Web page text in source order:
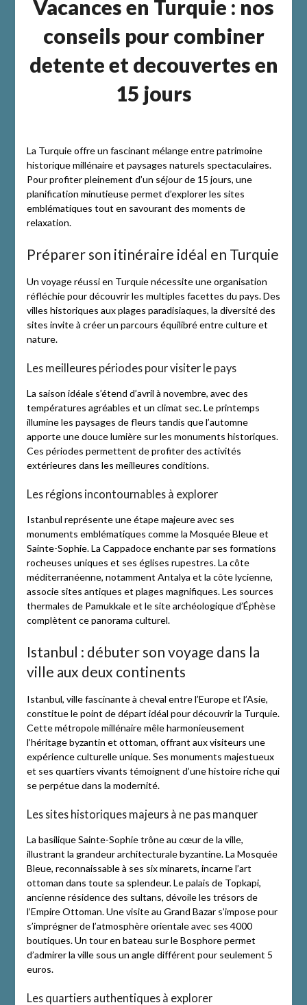
Vacances en Turquie : nos
conseils pour combiner
detente et decouvertes en
15 jours
La Turquie offre un fascinant mélange entre patrimoine
historique millénaire et paysages naturels spectaculaires.
Pour profiter pleinement d’un séjour de 15 jours, une
planification minutieuse permet d’explorer les sites
emblématiques tout en savourant des moments de
relaxation.
Préparer son itinéraire idéal en Turquie
Un voyage réussi en Turquie nécessite une organisation
réfléchie pour découvrir les multiples facettes du pays. Des
villes historiques aux plages paradisiaques, la diversité des
sites invite à créer un parcours équilibré entre culture et
nature.
Les meilleures périodes pour visiter le pays
La saison idéale s’étend d’avril à novembre, avec des
températures agréables et un climat sec. Le printemps
illumine les paysages de fleurs tandis que l’automne
apporte une douce lumière sur les monuments historiques.
Ces périodes permettent de profiter des activités
extérieures dans les meilleures conditions.
Les régions incontournables à explorer
Istanbul représente une étape majeure avec ses
monuments emblématiques comme la Mosquée Bleue et
Sainte-Sophie. La Cappadoce enchante par ses formations
rocheuses uniques et ses églises rupestres. La côte
méditerranéenne, notamment Antalya et la côte lycienne,
associe sites antiques et plages magnifiques. Les sources
thermales de Pamukkale et le site archéologique d’Éphèse
complètent ce panorama culturel.
Istanbul : débuter son voyage dans la
ville aux deux continents
Istanbul, ville fascinante à cheval entre l’Europe et l’Asie,
constitue le point de départ idéal pour découvrir la Turquie.
Cette métropole millénaire mêle harmonieusement
l’héritage byzantin et ottoman, offrant aux visiteurs une
expérience culturelle unique. Ses monuments majestueux
et ses quartiers vivants témoignent d’une histoire riche qui
se perpétue dans la modernité.
Les sites historiques majeurs à ne pas manquer
La basilique Sainte-Sophie trône au cœur de la ville,
illustrant la grandeur architecturale byzantine. La Mosquée
Bleue, reconnaissable à ses six minarets, incarne l’art
ottoman dans toute sa splendeur. Le palais de Topkapi,
ancienne résidence des sultans, dévoile les trésors de
l’Empire Ottoman. Une visite au Grand Bazar s’impose pour
s’imprégner de l’atmosphère orientale avec ses 4000
boutiques. Un tour en bateau sur le Bosphore permet
d’admirer la ville sous un angle différent pour seulement 5
euros.
Les quartiers authentiques à explorer